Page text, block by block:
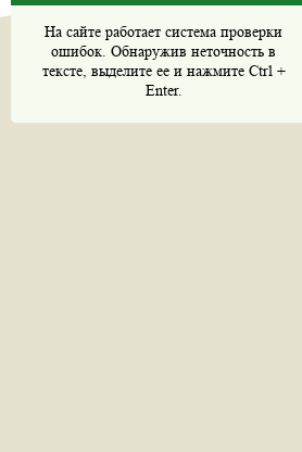
На сайте работает система проверки
ошибок. Обнаружив неточность в
тексте, выделите ее и нажмите Ctrl +
Enter.